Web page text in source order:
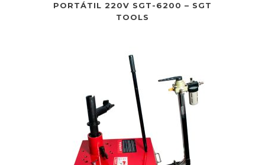
PORTÁTIL 220V SGT-6200 – SGT
TOOLS